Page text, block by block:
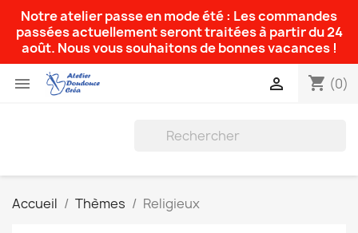
Notre atelier passe en mode été : Les commandes
passées actuellement seront traitées à partir du 24
août. Nous vous souhaitons de bonnes vacances !
 shopping_cart (0)

Accueil Thèmes Religieux